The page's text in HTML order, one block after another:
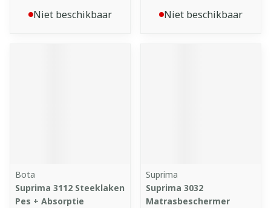
Niet beschikbaar Niet beschikbaar
Bota
Suprima 3112 Steeklaken
Pes + Absorptie
Suprima
Suprima 3032
Matrasbeschermer